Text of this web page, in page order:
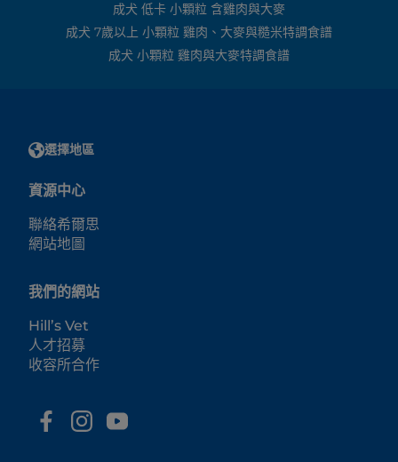
成犬 低卡 小顆粒 含雞肉與大麥
成犬 7歲以上 小顆粒 雞肉、大麥與糙米特調食譜
成犬 小顆粒 雞肉與大麥特調食譜
選擇地區
資源中心
聯絡希爾思
網站地圖
我們的網站
Hill’s Vet
人才招募
收容所合作